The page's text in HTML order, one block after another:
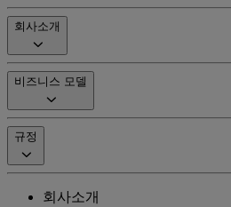
회사소개
비즈니스 모델
규정
회사소개